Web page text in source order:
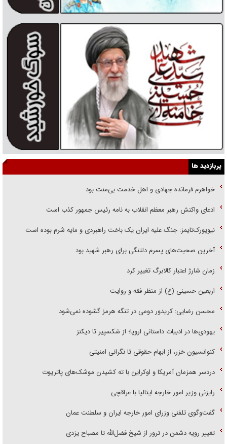
پربازدید ها
خواهرم فرمانده جهادی و اهل خدمت بی‌منت بود
ادعای واکنش رهبر معظم انقلاب به نامه رئیس جمهور کذب است
نیویورک‌تایمز: جنگ علیه ایران یک باخت راهبردی و مایه شرم بوده است
آخرین صحبت‌های پسرم دلتنگی برای رهبر شهید بود
زمان شارژ اعتبار کالابرگ تغییر کرد
اربعین حسینی (ع) از منظر فقه و روایت
محسن رضایی: کریدور دومی در تنگه هرمز گشوده نمی‌شود
یهودی‌ها در ادبیات داستانی اروپا؛ از شکسپیر تا دیکنز
کنوانسیون خزر، از ابهام حقوقی تا نگرانی امنیتی
دردسر همزمان آمریکا و اوکراین با ته کشیدن موشک‌های پاتریوت
رایزنی وزیر امور خارجه ایتالیا با عراقچی
گفت‌وگوی تلفنی وزرای امور خارجه ایران و سلطنت عمان
تغییر رویه دشمن در ترور از شیخ فضل‌الله تا مصباح یزدی